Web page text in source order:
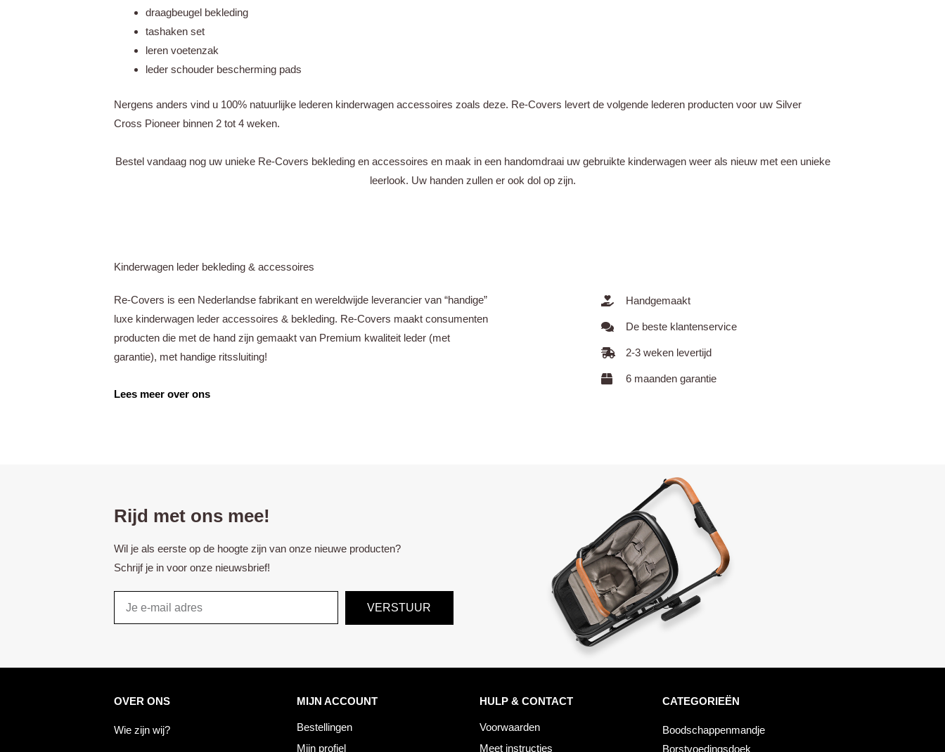
draagbeugel bekleding
tashaken set
leren voetenzak
leder schouder bescherming pads
Nergens anders vind u 100% natuurlijke lederen kinderwagen accessoires zoals deze. Re-Covers levert de volgende lederen producten voor uw Silver
Cross Pioneer binnen 2 tot 4 weken.
Bestel vandaag nog uw unieke Re-Covers bekleding en accessoires en maak in een handomdraai uw gebruikte kinderwagen weer als nieuw met een unieke
leerlook. Uw handen zullen er ook dol op zijn.
Kinderwagen leder bekleding & accessoires
Re-Covers is een Nederlandse fabrikant en wereldwijde leverancier van “handige”
luxe kinderwagen leder accessoires & bekleding. Re-Covers maakt consumenten
producten die met de hand zijn gemaakt van Premium kwaliteit leder (met
garantie), met handige ritssluiting!
Lees meer over ons
Handgemaakt
De beste klantenservice
2-3 weken levertijd
6 maanden garantie
Rijd met ons mee!
Wil je als eerste op de hoogte zijn van onze nieuwe producten?
Schrijf je in voor onze nieuwsbrief!
VERSTUUR
OVER ONS
Wie zijn wij?
MIJN ACCOUNT
Bestellingen
Mijn profiel
HULP & CONTACT
Voorwaarden
Meet instructies
CATEGORIEËN
Boodschappenmandje
Borstvoedingsdoek